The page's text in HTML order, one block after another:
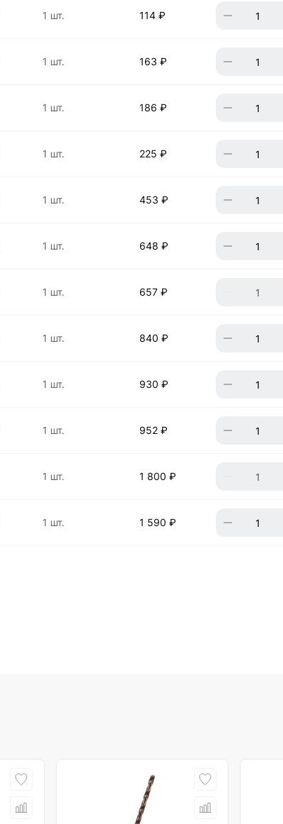
1 шт. 114 ₽
1 шт. 163 ₽
1 шт. 186 ₽
1 шт. 225 ₽
1 шт. 453 ₽
1 шт. 648 ₽
1 шт. 657 ₽
1 шт. 840 ₽
1 шт. 930 ₽
1 шт. 952 ₽
1 шт. 1 800 ₽
1 шт. 1 590 ₽